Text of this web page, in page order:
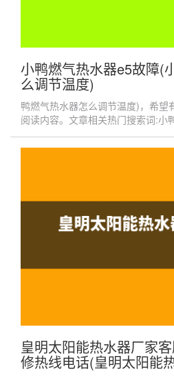
小鸭燃气热水器e5故障(
么调节温度)
鸭燃气热水器怎么调节温度)，希望
阅读内容。文章相关热门搜索词:小
皇明太阳能热水器厂家
修热线电话(皇明太阳能